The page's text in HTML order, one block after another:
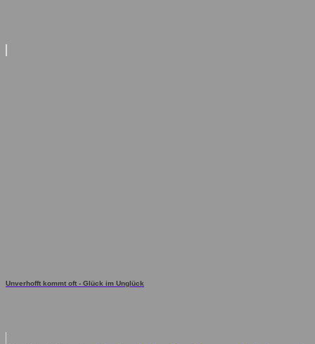
Unverhofft kommt oft - Glück im Unglück